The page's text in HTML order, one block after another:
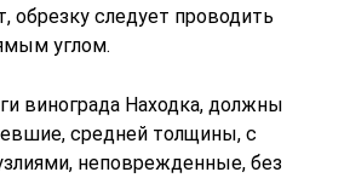
обрезку следует проводить
углом.
винограда Находка, должны
средней толщины, с
неповрежденные, без